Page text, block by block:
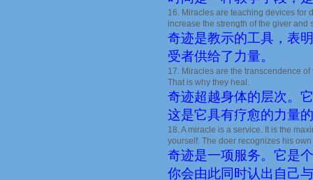
16. Miracles are teaching devices for
increase the strength of the giver and
奇迹是教示的工具，表
受者供给了力量。
17. Miracles are the transcendence
That is why they heal.
奇迹超越身体的层次。
这是它具有疗愈的力量
18. A miracle is a service. It is the
yourself. The doer recognizes his
奇迹是一项服务。它是
你会由此同时认出自己